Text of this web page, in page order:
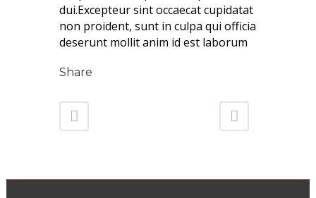
dui.Excepteur sint occaecat cupidatat
non proident, sunt in culpa qui officia
deserunt mollit anim id est laborum
Share